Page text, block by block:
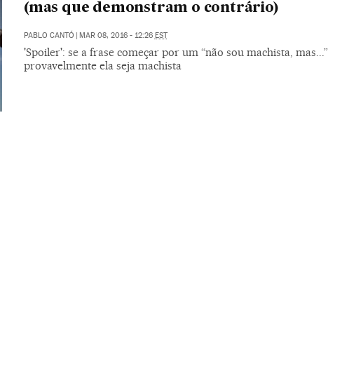
(mas que demonstram o contrário)
PABLO CANTÓ | MAR 08, 2016 - 12:26 EST
'Spoiler': se a frase começar por um “não sou machista, mas...”
provavelmente ela seja machista